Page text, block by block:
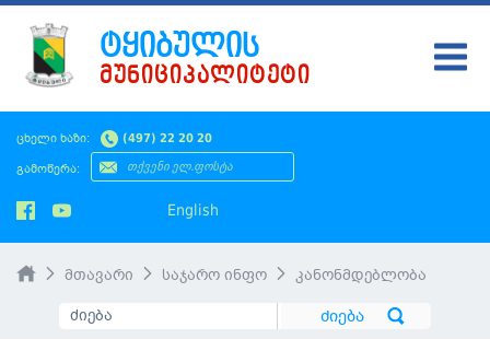
ცხელი ხაზი: (497) 22 20 20
გამოწერა:
English
ᲢᲧᲘᲑᲣᲚᲘᲡ
ᲛᲣᲜᲘᲪᲘᲞᲐᲚᲘᲢᲔᲢᲘ
ᲢᲧᲘᲑᲣᲚᲘ
ᲡᲐᲙᲠᲔᲑᲣᲚᲝ
ᲛᲝᲥᲐᲚᲐᲥᲔᲡ
მთავარი საჯარო ინფო კანონმდებლობა